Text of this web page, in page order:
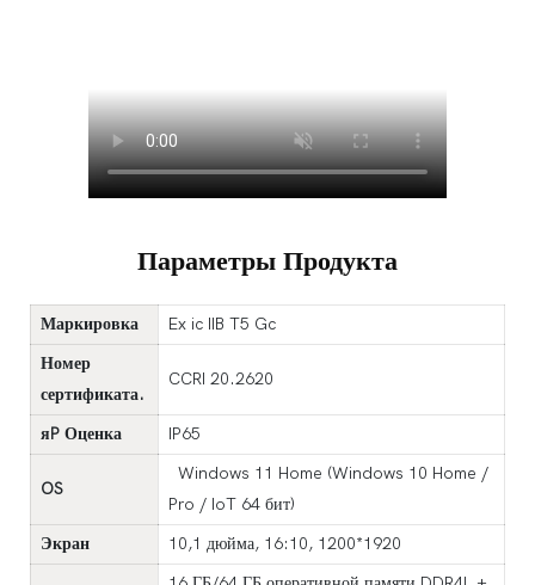
Параметры Продукта
Маркировка
Ex ic IIB T5 Gc
Номер
сертификата.
CCRI 20.2620
яP Оценка IP65
OS
Windows 11 Home (Windows 10 Home /
Pro / IoT 64 бит)
Экран
10,1 дюйма, 16:10, 1200*1920